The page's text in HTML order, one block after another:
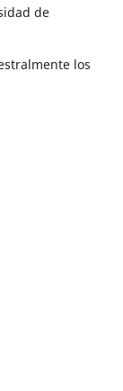
de
los